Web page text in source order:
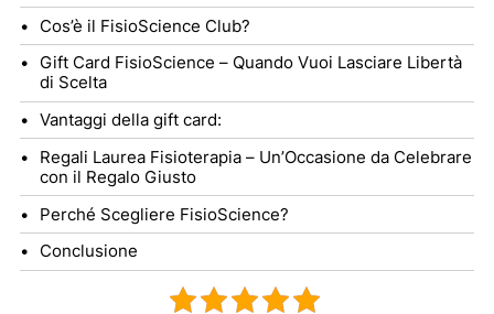
Cos’è il FisioScience Club?
Gift Card FisioScience – Quando Vuoi Lasciare Libertà
di Scelta
Vantaggi della gift card:
Regali Laurea Fisioterapia – Un’Occasione da Celebrare
con il Regalo Giusto
Perché Scegliere FisioScience?
Conclusione